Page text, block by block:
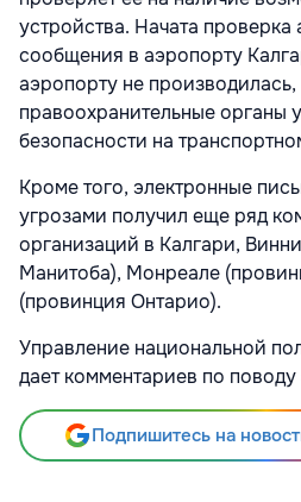
устройства. Начата проверка
сообщения в аэропорту
аэропорту не производилась,
правоохранительные органы
безопасности на
Кроме того, электронные
угрозами получил еще ряд
организаций в Калгари,
Манитоба), Монреале
(провинция Онтарио).
Управление национальной
дает комментариев по
Подпишитесь на